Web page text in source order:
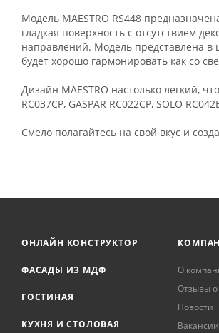
Модель MAESTRO RS448
гладкая поверхность с отсутствием
направлений. Модель представлена в
будет хорошо гармонировать как со
Дизайн MAESTRO настолько легкий,
RC037CP, GASPAR RC022CP, SOLO
Смело полагайтесь на свой вкус и
ОНЛАЙН КОНСТРУКТОР
ФАСАДЫ ИЗ МДФ
ГОСТИНАЯ
КУХНЯ И СТОЛОВАЯ
О
Отзывы
Новости
Вакансии